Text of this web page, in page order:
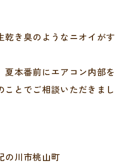
乾き臭のようなニオイがす
夏本番前にエアコン内部を
ことでご相談いただきまし
の川市桃山町